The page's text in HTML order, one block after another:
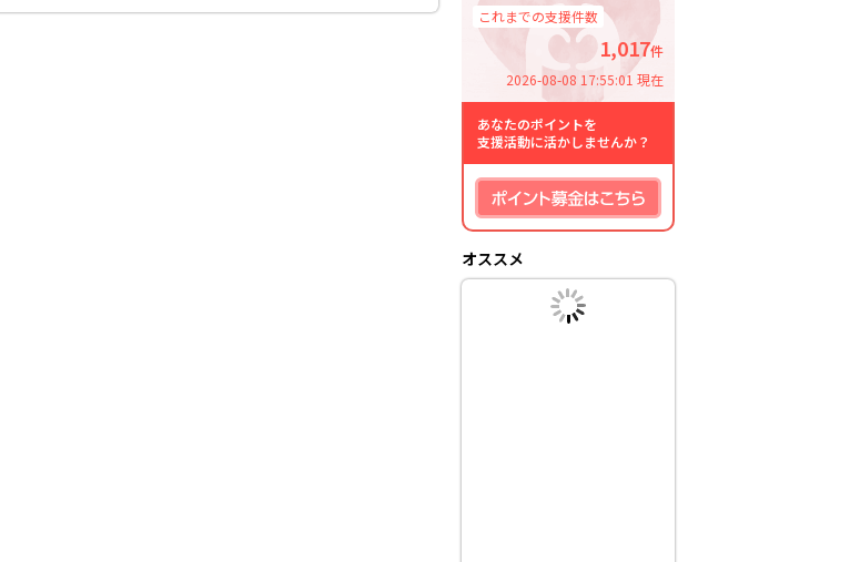
これまでの支援件数
1,017件
2026-08-08 17:55:01 現在
あなたのポイントを
支援活動に活かしませんか？
オススメ